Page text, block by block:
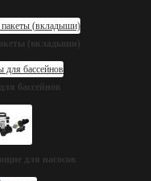
(вкладыши)
бассейнов
для насосов